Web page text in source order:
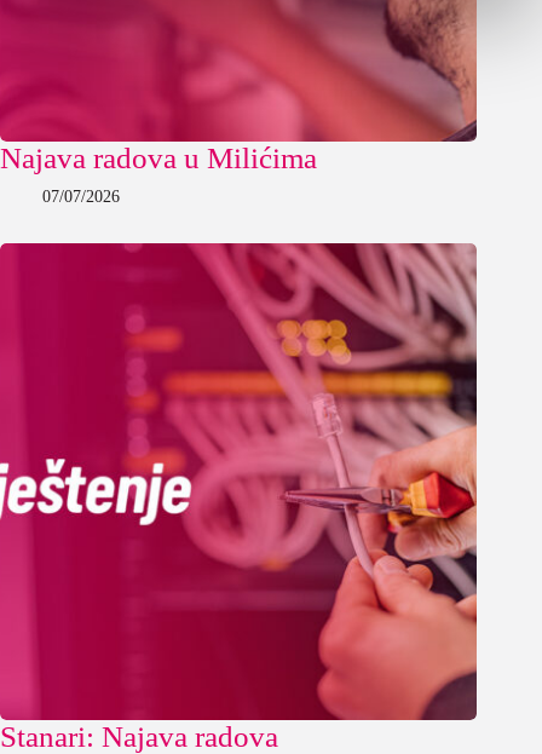
Najava radova u Milićima
07/07/2026
Stanari: Najava radova